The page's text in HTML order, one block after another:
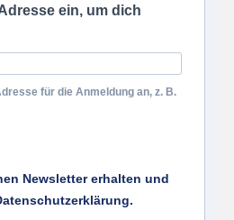
ein, um dich
für die Anmeldung an, z. B.
Newsletter erhalten und